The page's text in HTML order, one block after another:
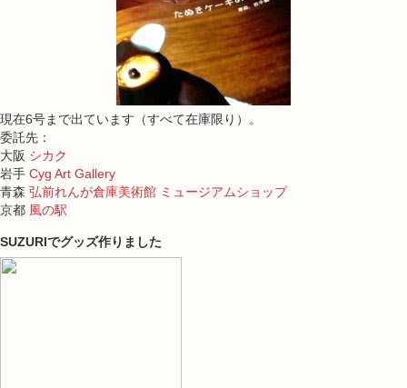
現在6号まで出ています（すべて在庫限り）。
委託先：
大阪 シカク
岩手 Cyg Art Gallery
青森 弘前れんが倉庫美術館 ミュージアムショップ
京都 風の駅
SUZURIでグッズ作りました